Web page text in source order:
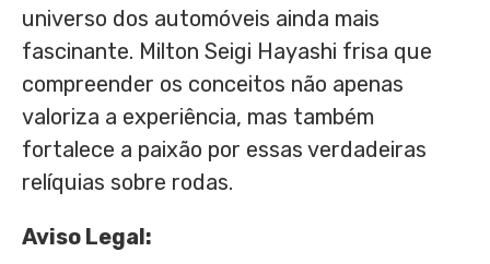
universo dos automóveis ainda mais
fascinante. Milton Seigi Hayashi frisa que
compreender os conceitos não apenas
valoriza a experiência, mas também
fortalece a paixão por essas verdadeiras
relíquias sobre rodas.
Aviso Legal: